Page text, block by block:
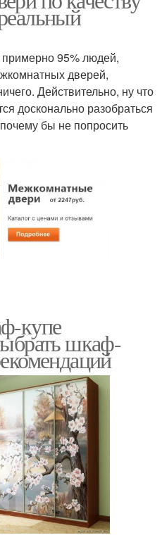
примерно 95% людей,
дверей,
Действительно, ну что
досконально разобраться
бы не попросить
купе
шкаф-